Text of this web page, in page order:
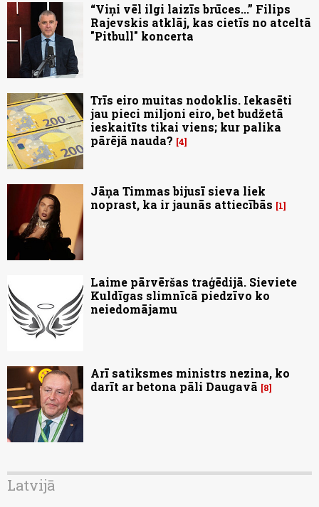
“Viņi vēl ilgi laizīs brūces...” Filips
Rajevskis atklāj, kas cietīs no atceltā
"Pitbull" koncerta
Trīs eiro muitas nodoklis. Iekasēti
jau pieci miljoni eiro, bet budžetā
ieskaitīts tikai viens; kur palika
pārējā nauda? 4
Jāņa Timmas bijusī sieva liek
noprast, ka ir jaunās attiecībās
1
Laime pārvēršas traģēdijā. Sieviete
Kuldīgas slimnīcā piedzīvo ko
neiedomājamu
Arī satiksmes ministrs nezina, ko
darīt ar betona pāli Daugavā
8
Latvijā